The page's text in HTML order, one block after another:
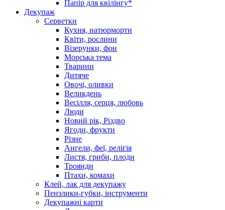
Папір для квілінгу*
Декупаж
Серветки
Кухня, натюрморти
Квіти, рослини
Візерунки, фон
Морська тема
Тварини
Дитяче
Овочі, оливки
Великдень
Весілля, серця, любовь
Люди
Новий рік, Різдво
Ягоди, фрукти
Різне
Ангели, феї, релігія
Листя, гриби, плоди
Троянди
Птахи, комахи
Клей, лак для декупажу
Пензлики-губки, інструменти
Декупажні карти